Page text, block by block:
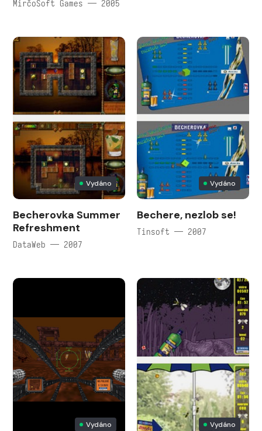
MirčoSoft Games — 2005
Vydáno
Becherovka Summer
Refreshment
DataWeb — 2007
Vydáno
Bechere, nezlob se!
Tinsoft — 2007
Vydáno Vydáno